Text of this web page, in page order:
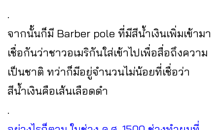
.
จากนั้นก็มี Barber pole ที่มีสีน้ำเงินเพิ่มเข้ามา
เชื่อกันว่าชาวอเมริกันใส่เข้าไปเพื่อสื่อถึงความ
เป็นชาติ ทว่าก็มีอยู่จำนวนไม่น้อยที่เชื่อว่า
สีน้ำเงินคือเส้นเลือดดำ
.